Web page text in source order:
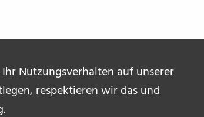
Nutzungsverhalten auf unserer
respektieren wir das und
.